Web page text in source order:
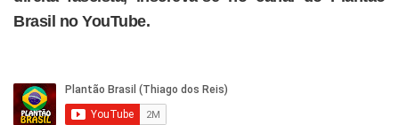
Brasil no YouTube.